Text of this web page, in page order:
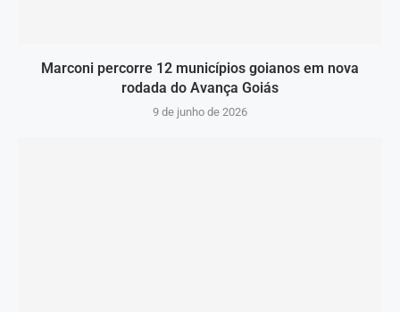
Marconi percorre 12 municípios goianos em nova
rodada do Avança Goiás
9 de junho de 2026